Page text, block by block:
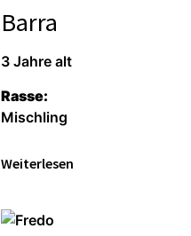
Barra
3 Jah­re alt
Ras­se:
Misch­ling
Wei­ter­le­sen